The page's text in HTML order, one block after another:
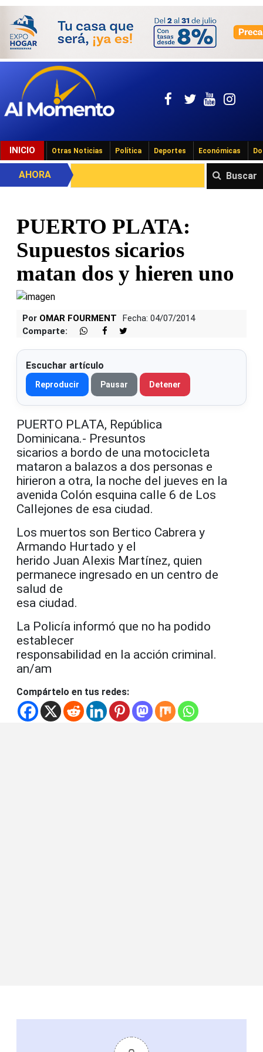
INICIO Otras Noticias Política Deportes Económicas
Buscar
AHORA
PUERTO PLATA:
Supuestos sicarios
matan dos y hieren uno
Por OMAR FOURMENT
Fecha: 04/07/2014
Comparte:
Escuchar artículo
Reproducir Pausar Detener
PUERTO PLATA, República
Dominicana.- Presuntos
sicarios a bordo de una motocicleta
mataron a balazos a dos personas e
hirieron a otra, la noche del jueves en la
avenida Colón esquina calle 6 de Los
Callejones de esa ciudad.
Los muertos son Bertico Cabrera y
Armando Hurtado y el
herido Juan Alexis Martínez, quien
permanece ingresado en un centro de
salud de
esa ciudad.
La Policía informó que no ha podido
establecer
responsabilidad en la acción criminal.
an/am
Compártelo en tus redes: